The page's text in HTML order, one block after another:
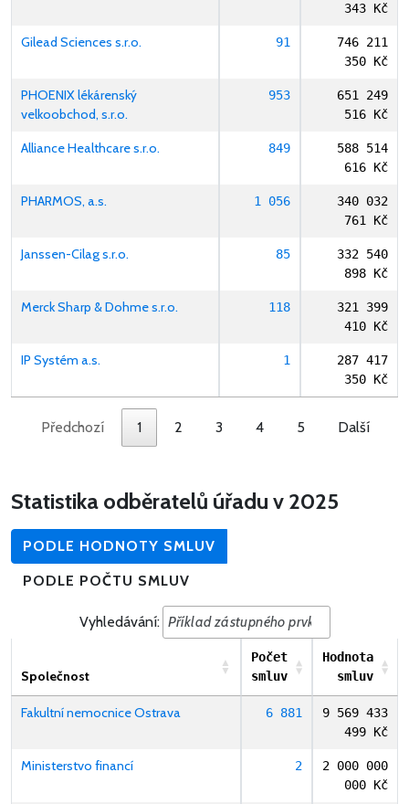
343 Kč
Gilead Sciences s.r.o. 91
746 211
350 Kč
PHOENIX lékárenský
velkoobchod, s.r.o.
953
651 249
516 Kč
Alliance Healthcare s.r.o. 849
588 514
616 Kč
PHARMOS, a.s. 1 056
340 032
761 Kč
Janssen-Cilag s.r.o. 85
332 540
898 Kč
Merck Sharp & Dohme s.r.o. 118
321 399
410 Kč
IP Systém a.s. 1
287 417
350 Kč
Předchozí 1 2 3 4 5 Další
Statistika odběratelů úřadu v 2025
PODLE HODNOTY SMLUV
PODLE POČTU SMLUV
Vyhledávání:
Společnost
Počet
smluv
Hodnota
smluv
Fakultní nemocnice Ostrava 6 881
9 569 433
499 Kč
Ministerstvo financí 2
2 000 000
000 Kč